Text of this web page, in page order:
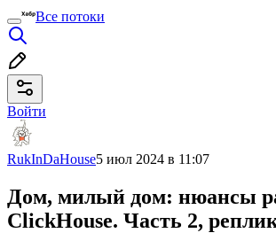
Все потоки
Войти
RukInDaHouse5 июл 2024 в 11:07
Дом, милый дом: нюансы
ClickHouse. Часть 2,